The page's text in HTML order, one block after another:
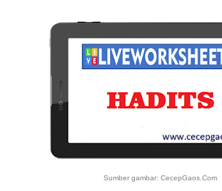
Sumber gambar: CecepGaos.Com